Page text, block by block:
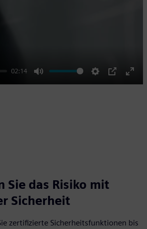
02:14
Mute Settings
PIP
Enter
Sie das Risiko mit
Sicherheit
zertifizierte Sicherheitsfunktionen bis